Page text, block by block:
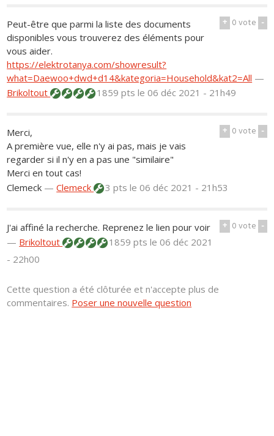
+ 0vote -
Peut-être que parmi la liste des documents
disponibles vous trouverez des éléments pour
vous aider.
https://elektrotanya.com/showresult?
what=Daewoo+dwd+d14&kategoria=Household&kat2=All —
Brikoltout
1859 ptsle 06 déc 2021 - 21h49
+ 0vote -
Merci,
A première vue, elle n'y ai pas, mais je vais
regarder si il n'y en a pas une "similaire"
Merci en tout cas!
Clemeck —Clemeck 3 ptsle 06 déc 2021 - 21h53
+ 0vote -
J'ai affiné la recherche. Reprenez le lien pour voir
— Brikoltout 1859 ptsle 06 déc 2021
- 22h00
Cette question a été clôturée et n'accepte plus de
commentaires. Poser une nouvelle question